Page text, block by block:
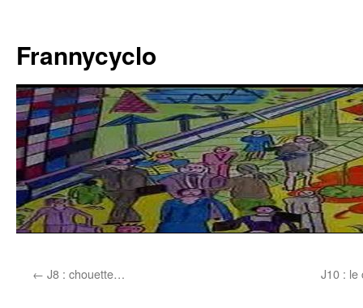
contenu
Frannycyclo
← J8 : chouette… J10 : le